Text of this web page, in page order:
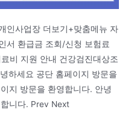
인사업장 더보기+맞춤메뉴 자
서 환급금 조회/신청 보험료
비 지원 안내 건강검진대상조
하세요 공단 홈페이지 방문을
지 방문을 환영합니다. 안녕
니다. Prev Next